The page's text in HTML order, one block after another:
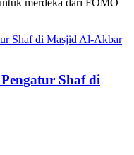
merdeka dari FOMO
Shaf di